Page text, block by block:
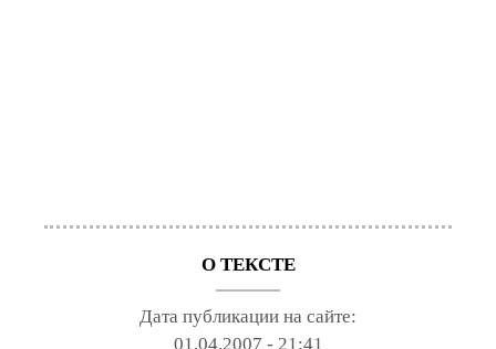
О ТЕКСТЕ
Дата публикации на сайте:
01.04.2007 - 21:41